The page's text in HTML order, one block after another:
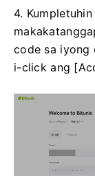
4.
code sa iyong
i-click ang